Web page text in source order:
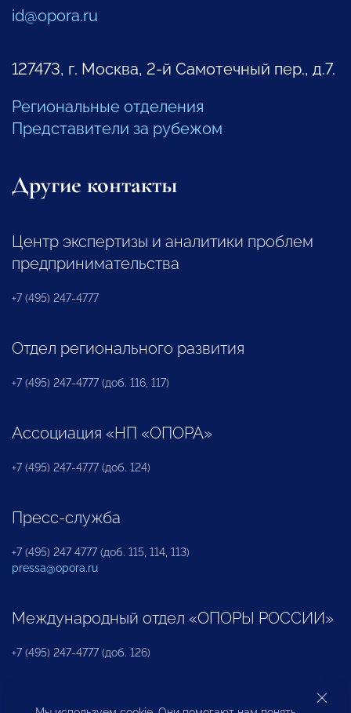
id@opora.ru
127473, г. Москва, 2-й Самотечный пер., д.7.
Региональные отделения
Представители за рубежом
Другие контакты
Центр экспертизы и аналитики проблем
предпринимательства
+7 (495) 247-4777
Отдел регионального развития
+7 (495) 247-4777 (доб. 116, 117)
Ассоциация «НП «ОПОРА»
+7 (495) 247-4777 (доб. 124)
Пресс-служба
+7 (495) 247 4777 (доб. 115, 114, 113)
pressa@opora.ru
Международный отдел «ОПОРЫ РОССИИ»
+7 (495) 247-4777 (доб. 126)
Бюро по защите прав предпринимателей и